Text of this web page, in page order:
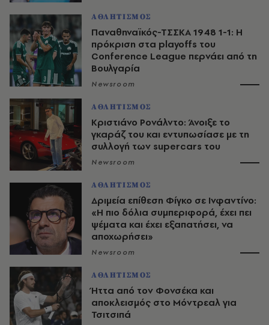
ΑΘΛΗΤΙΣΜΟΣ
Παναθηναϊκός-ΤΣΣΚΑ 1948 1-1: Η
πρόκριση στα playoffs του
Conference League περνάει από τη
Βουλγαρία
Newsroom
ΑΘΛΗΤΙΣΜΟΣ
Κριστιάνο Ρονάλντο: Άνοιξε το
γκαράζ του και εντυπωσίασε με τη
συλλογή των supercars του
Newsroom
ΑΘΛΗΤΙΣΜΟΣ
Δριμεία επίθεση Φίγκο σε Ινφαντίνο:
«Η πιο δόλια συμπεριφορά, έχει πει
ψέματα και έχει εξαπατήσει, να
αποχωρήσει»
Newsroom
ΑΘΛΗΤΙΣΜΟΣ
Ήττα από τον Φονσέκα και
αποκλεισμός στο Μόντρεαλ για
Τσιτσιπά